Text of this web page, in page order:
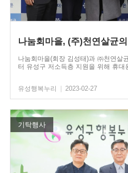
나눔회마을, (주)천연살균
나눔회마을(회장 김성태)과 ㈜천연살
터 유성구 저소득층 지원을 위해 휴대
유성행복누리 | 2023-02-27
기탁행사